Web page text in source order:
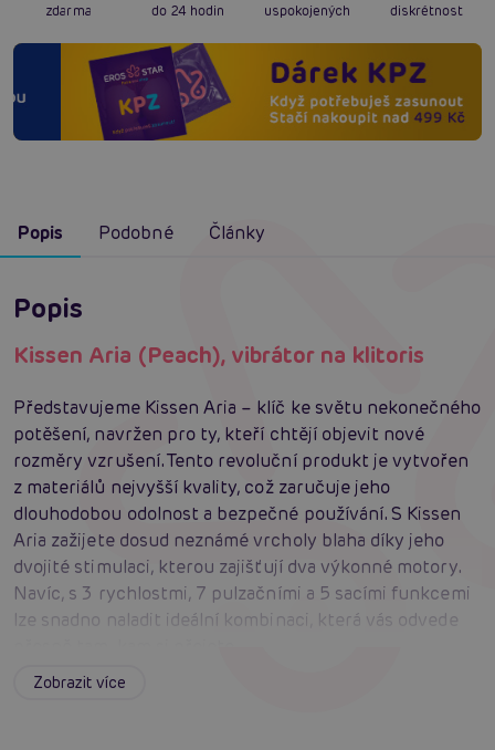
zdarma
do 24 hodin
uspokojených
diskrétnost
Popis Podobné Články
Popis
Kissen Aria (Peach), vibrátor na klitoris
Představujeme Kissen Aria – klíč ke světu nekonečného
potěšení, navržen pro ty, kteří chtějí objevit nové
rozměry vzrušení. Tento revoluční produkt je vytvořen
z materiálů nejvyšší kvality, což zaručuje jeho
dlouhodobou odolnost a bezpečné používání. S Kissen
Aria zažijete dosud neznámé vrcholy blaha díky jeho
dvojité stimulaci, kterou zajišťují dva výkonné motory.
Navíc, s 3 rychlostmi, 7 pulzačními a 5 sacími funkcemi
lze snadno naladit ideální kombinaci, která vás odvede
Ergonomický design tohoto produktu byl pečlivě
Zobrazit více